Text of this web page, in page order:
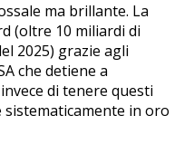
ma brillante. La
(oltre 10 miliardi di
2025) grazie agli
che detiene a
di tenere questi
in oro